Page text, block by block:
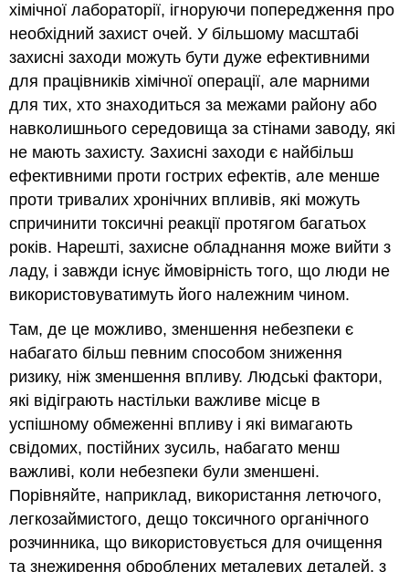
хімічної лабораторії, ігноруючи попередження про
необхідний захист очей. У більшому масштабі
захисні заходи можуть бути дуже ефективними
для працівників хімічної операції, але марними
для тих, хто знаходиться за межами району або
навколишнього середовища за стінами заводу, які
не мають захисту. Захисні заходи є найбільш
ефективними проти гострих ефектів, але менше
проти тривалих хронічних впливів, які можуть
спричинити токсичні реакції протягом багатьох
років. Нарешті, захисне обладнання може вийти з
ладу, і завжди існує ймовірність того, що люди не
використовуватимуть його належним чином.
Там, де це можливо, зменшення небезпеки є
набагато більш певним способом зниження
ризику, ніж зменшення впливу. Людські фактори,
які відіграють настільки важливе місце в
успішному обмеженні впливу і які вимагають
свідомих, постійних зусиль, набагато менш
важливі, коли небезпеки були зменшені.
Порівняйте, наприклад, використання летючого,
легкозаймистого, дещо токсичного органічного
розчинника, що використовується для очищення
та знежирення оброблених металевих деталей, з